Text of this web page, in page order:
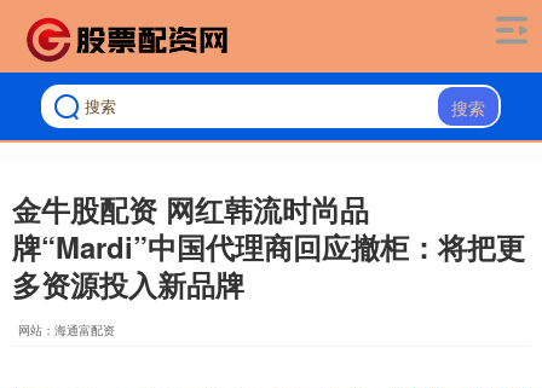
搜索
金牛股配资 网红韩流时尚品
牌“Mardi”中国代理商回应撤柜：将把更
多资源投入新品牌
网站：海通富配资